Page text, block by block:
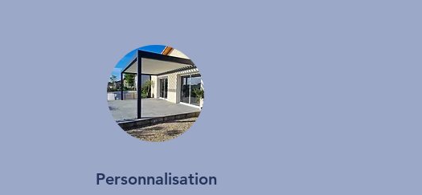
Personnalisation